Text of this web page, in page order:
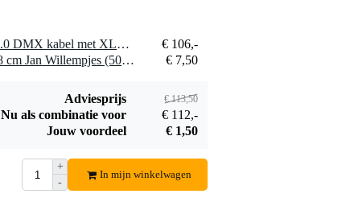
1 x Klotz PD4-5XK11A040.0 DMX kabel met XLR 5p 40 meter
€ 106,-
1 x Innox T-tie kabelbinder 8 cm Jan Willempjes (50 stuks)
€ 7,50
Adviesprijs € 113,50
Nu als combinatie voor
€ 112,-
Jouw voordeel
€ 1,50
+
-
In mijn winkelwagen